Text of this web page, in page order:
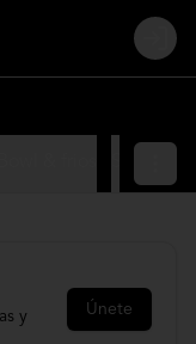
Login
y
Únete